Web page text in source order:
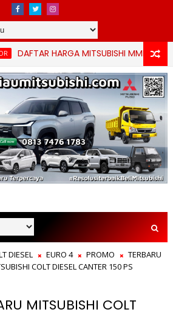
HARGA MITSUBISHI MMKSI TERBARU
DIESEL EURO 4 PROMO
TERBARU
COLT DIESEL CANTER 150 PS
MITSUBISHI COLT